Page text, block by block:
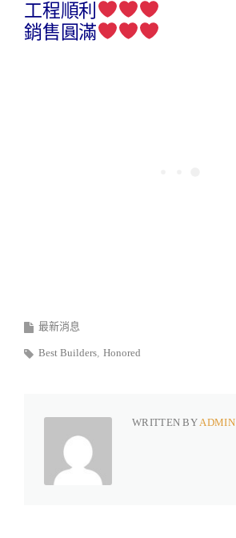
工程順利
銷售圓滿
最新消息
Best Builders Honored
WRITTEN BYADMIN